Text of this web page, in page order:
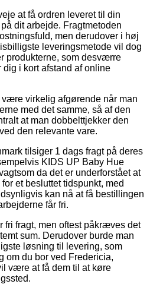
at få ordren leveret til din
dit arbejde. Fragtmetoden
men derudover i høj
leveringsmetode vil dog
produkterne, som desværre
i kort afstand af online
virkelig afgørende når man
med det samme, så af den
at man dobbelttjekker den
den relevante vare.
tilsiger 1 dags fragt på deres
KIDS UP Baby Hue
da det er underforstået at
et besluttet tidspunkt, med
kan nå at få bestillingen
får fri.
fri fragt, men oftest påkræves det
sum. Derudover burde man
løsning til levering, som
om du bor ved Fredericia,
være at få dem til at køre